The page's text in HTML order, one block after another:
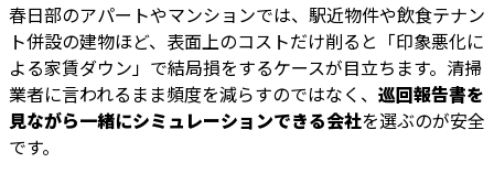
春日部のアパートやマンションでは、駅近物件や飲食テナン
ト併設の建物ほど、表面上のコストだけ削ると「印象悪化に
よる家賃ダウン」で結局損をするケースが目立ちます。清掃
業者に言われるまま頻度を減らすのではなく、 巡回報告書を
見ながら一緒にシミュレーションできる会社を選ぶのが安全
です。